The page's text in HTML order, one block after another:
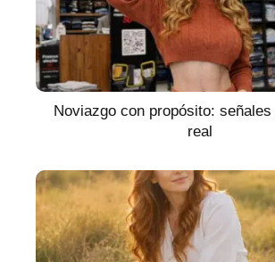
Noviazgo con propósito:
real